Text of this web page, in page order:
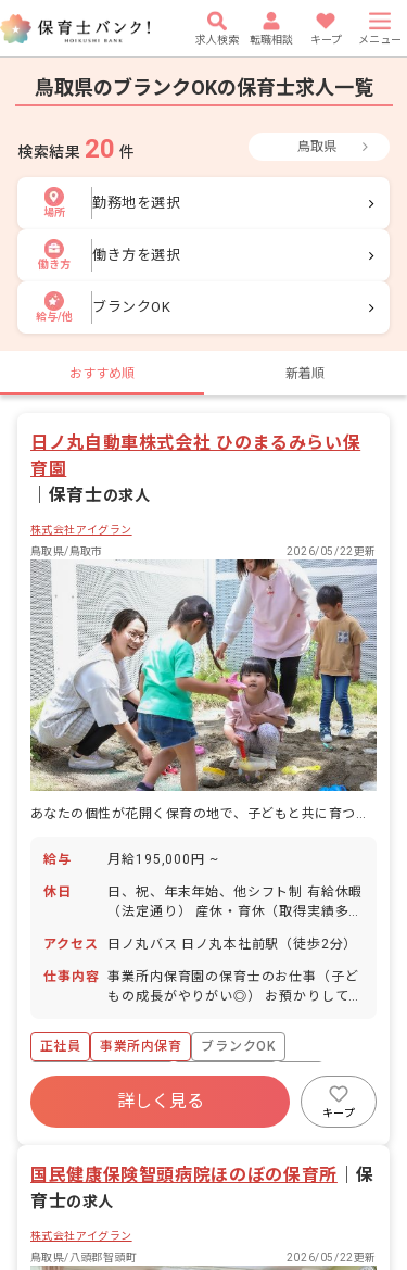
求人検索 転職相談 キープ メニュー
鳥取県のブランクOKの保育士求人一覧
検索結果 20 件 鳥取県
場所
勤務地を選択
働き方
働き方を選択
給与/他
ブランクOK
おすすめ順 新着順
日ノ丸自動車株式会社 ひのまるみらい保
育園
保育士の求人
株式会社アイグラン
鳥取県/鳥取市
2026/05/22更新
あなたの個性が花開く保育の地で、子どもと共に育つ明日がある
給与 月給195,000円 ~
休日
日、祝、年末年始、他シフト制 有給休暇
（法定通り） 産休・育休（取得実績多
日
アクセス 日ノ丸バス 日ノ丸本社前駅（徒歩2分）
仕事内容 事業所内保育園の保育士のお仕事（子ど
もの成長がやりがい◎） お預かりしてい
す。 ・食事・睡眠・排泄・清潔・衣類の
着脱等 ・集団生活を通じた社会性の装着
・行事の計画・実行、お知らせの作成
正社員 事業所内保育
ブランクOK
ボーナス・賞与あり
社会保険完備
有給
福利厚生充実
退職金制度
昇給昇進あり
詳しく見る
キープ
国民健康保険智頭病院ほのぼの保育所
保
育士の求人
株式会社アイグラン
鳥取県/八頭郡智頭町
2026/05/22更新